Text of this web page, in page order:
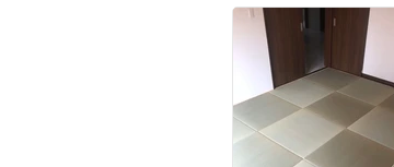
オリジナル畳表
襖の貼り替え